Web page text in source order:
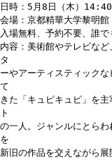
日時：5月8日（木）
会場：京都精華大学黎明
入場無料、予約不要、誰
内容：美術館やテレビな
タ
ーやアーティスティック
て
きた「キュピキュピ」を
ト
の一人。ジャンルにとら
を
新旧の作品を交えながら展